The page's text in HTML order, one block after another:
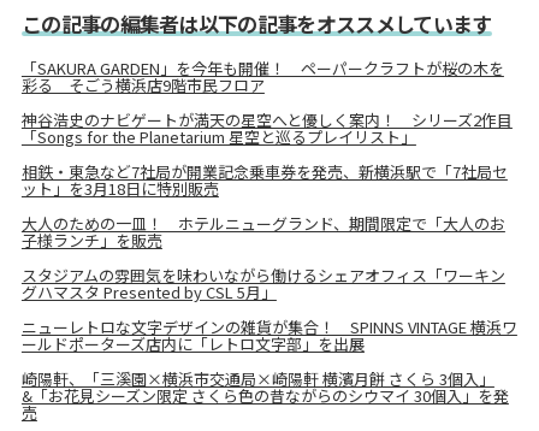
この記事の編集者は以下の記事をオススメしています
「SAKURA GARDEN」を今年も開催！ ペーパークラフトが桜の木を
彩る そごう横浜店9階市民フロア
神谷浩史のナビゲートが満天の星空へと優しく案内！ シリーズ2作目
「Songs for the Planetarium 星空と巡るプレイリスト」
相鉄・東急など7社局が開業記念乗車券を発売、新横浜駅で「7社局セ
ット」を3月18日に特別販売
大人のための一皿！ ホテルニューグランド、期間限定で「大人のお
子様ランチ」を販売
スタジアムの雰囲気を味わいながら働けるシェアオフィス「ワーキン
グハマスタ Presented by CSL 5月」
ニューレトロな文字デザインの雑貨が集合！ SPINNS VINTAGE 横浜ワ
ールドポーターズ店内に「レトロ文字部」を出展
崎陽軒、「三溪園×横浜市交通局×崎陽軒 横濱月餅 さくら 3個入」
&「お花見シーズン限定 さくら色の昔ながらのシウマイ 30個入」を発
売